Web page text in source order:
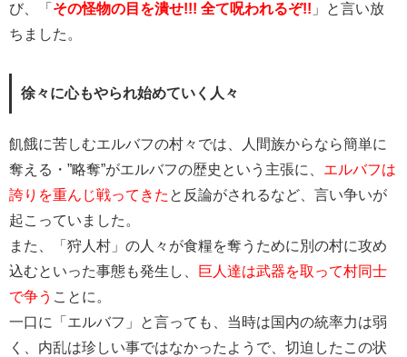
び、「 その怪物の目を潰せ!!! 全て呪われるぞ!! 」と言い放
ちました。
徐々に心もやられ始めていく人々
飢餓に苦しむエルバフの村々では、人間族からなら簡単に
奪える・”略奪”がエルバフの歴史という主張に、 エルバフは
誇りを重んじ戦ってきた と反論がされるなど、言い争いが
起こっていました。
また、「狩人村」の人々が食糧を奪うために別の村に攻め
込むといった事態も発生し、
巨人達は武器を取って村同士
で争う ことに。
一口に「エルバフ」と言っても、当時は国内の統率力は弱
く、内乱は珍しい事ではなかったようで、切迫したこの状